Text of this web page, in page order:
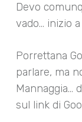
Devo
vado… inizio
Porrettana
parlare, ma
Mannaggia…
sul link di